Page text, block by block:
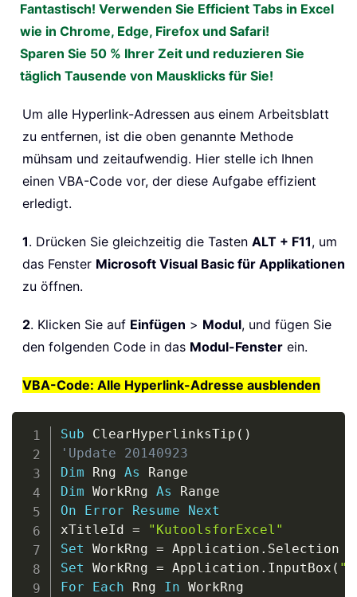
Fantastisch! Verwenden Sie Efficient Tabs in Excel
wie in Chrome, Edge, Firefox und Safari!
Sparen Sie 50 % Ihrer Zeit und reduzieren Sie
täglich Tausende von Mausklicks für Sie!
Um alle Hyperlink-Adressen aus einem Arbeitsblatt
zu entfernen, ist die oben genannte Methode
mühsam und zeitaufwendig. Hier stelle ich Ihnen
einen VBA-Code vor, der diese Aufgabe effizient
erledigt.
1. Drücken Sie gleichzeitig die Tasten ALT + F11, um
das Fenster Microsoft Visual Basic für Applikationen
zu öffnen.
2. Klicken Sie auf Einfügen > Modul, und fügen Sie
den folgenden Code in das Modul-Fenster ein.
VBA-Code: Alle Hyperlink-Adresse ausblenden
Sub ClearHyperlinksTip ( )
'Update 20140923
Dim Rng As
Dim WorkRng As
On
Error Resume
Next
xTitleId =
"KutoolsforExcel"
Set WorkRng = Application .
Set WorkRng = Application . InputBox (
For
Each Rng In WorkRng